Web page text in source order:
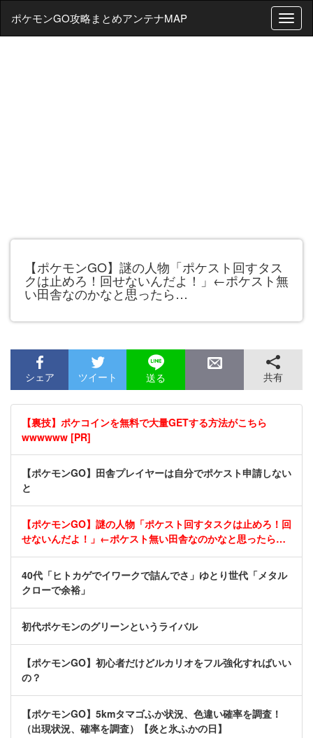
T
o
ポケモンGO攻略まとめアンテナMAP
【ポケモンGO】謎の人物「ポケスト回すタス
クは止めろ！回せないんだよ！」←ポケスト無
い田舎なのかなと思ったら…
シェア ツイート 送る 共有
【裏技】ポケコインを無料で大量GETする方法がこちら
wwwwww [PR]
【ポケモンGO】田舎プレイヤーは自分でポケスト申請しない
と
【ポケモンGO】謎の人物「ポケスト回すタスクは止めろ！回
せないんだよ！」←ポケスト無い田舎なのかなと思ったら…
40代「ヒトカゲでイワークで詰んでさ」ゆとり世代「メタル
クローで余裕」
初代ポケモンのグリーンというライバル
【ポケモンGO】初心者だけどルカリオをフル強化すればいい
の？
【ポケモンGO】5kmタマゴふか状況、色違い確率を調査！
（出現状況、確率を調査）【炎と氷ふかの日】